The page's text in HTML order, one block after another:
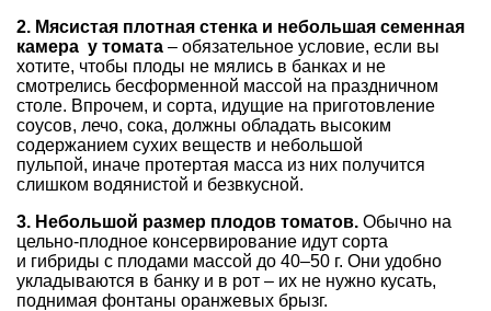
2. Мясистая плотная стенка и небольшая семенная
камера у томата – обязательное условие, если вы
хотите, чтобы плоды не мялись в банках и не
смотрелись бесформенной массой на праздничном
столе. Впрочем, и сорта, идущие на приготовление
соусов, лечо, сока, должны обладать высоким
содержанием сухих веществ и небольшой
пульпой, иначе протертая масса из них получится
слишком водянистой и безвкусной.
3. Небольшой размер плодов томатов. Обычно на
цельно-плодное консервирование идут сорта
и гибриды с плодами массой до 40–50 г. Они удобно
укладываются в банку и в рот – их не нужно кусать,
поднимая фонтаны оранжевых брызг.